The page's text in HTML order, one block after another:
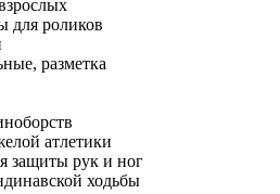
для роликов
разметка
атлетики
защиты рук и ног
ходьбы